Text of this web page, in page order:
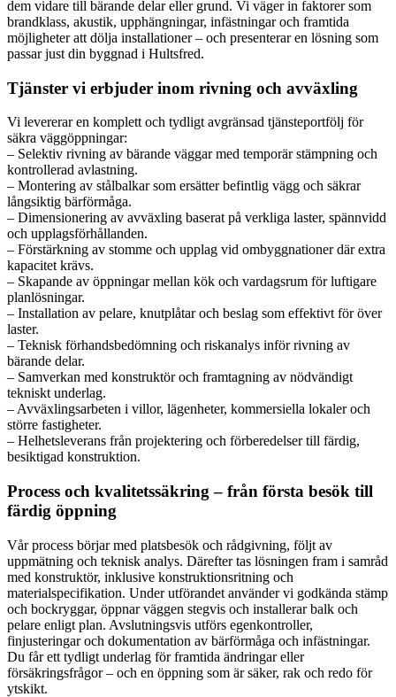
dem vidare till bärande delar eller grund. Vi väger in faktorer som
brandklass, akustik, upphängningar, infästningar och framtida
möjligheter att dölja installationer – och presenterar en lösning som
passar just din byggnad i Hultsfred.
Tjänster vi erbjuder inom rivning och avväxling
Vi levererar en komplett och tydligt avgränsad tjänsteportfölj för
säkra väggöppningar:
– Selektiv rivning av bärande väggar med temporär stämpning och
kontrollerad avlastning.
– Montering av stålbalkar som ersätter befintlig vägg och säkrar
långsiktig bärförmåga.
– Dimensionering av avväxling baserat på verkliga laster, spännvidd
och upplagsförhållanden.
– Förstärkning av stomme och upplag vid ombyggnationer där extra
kapacitet krävs.
– Skapande av öppningar mellan kök och vardagsrum för luftigare
planlösningar.
– Installation av pelare, knutplåtar och beslag som effektivt för över
laster.
– Teknisk förhandsbedömning och riskanalys inför rivning av
bärande delar.
– Samverkan med konstruktör och framtagning av nödvändigt
tekniskt underlag.
– Avväxlingsarbeten i villor, lägenheter, kommersiella lokaler och
större fastigheter.
– Helhetsleverans från projektering och förberedelser till färdig,
besiktigad konstruktion.
Process och kvalitetssäkring – från första besök till
färdig öppning
Vår process börjar med platsbesök och rådgivning, följt av
uppmätning och teknisk analys. Därefter tas lösningen fram i samråd
med konstruktör, inklusive konstruktionsritning och
materialspecifikation. Under utförandet använder vi godkända stämp
och bockryggar, öppnar väggen stegvis och installerar balk och
pelare enligt plan. Avslutningsvis utförs egenkontroller,
finjusteringar och dokumentation av bärförmåga och infästningar.
Du får ett tydligt underlag för framtida ändringar eller
försäkringsfrågor – och en öppning som är säker, rak och redo för
ytskikt.